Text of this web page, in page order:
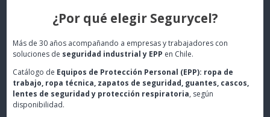
¿Por qué elegir Segurycel?
Más de 30 años acompañando a empresas y trabajadores con
soluciones de seguridad industrial y EPP en Chile.
Catálogo de Equipos de Protección Personal (EPP): ropa de
trabajo, ropa técnica, zapatos de seguridad, guantes, cascos,
lentes de seguridad y protección respiratoria, según
disponibilidad.